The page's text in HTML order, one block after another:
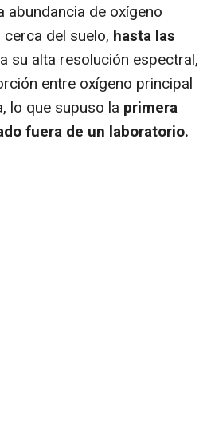
de oxígeno
del suelo, hasta las
su alta resolución espectral,
entre oxígeno principal
lo que supuso la primera
fuera de un laboratorio.